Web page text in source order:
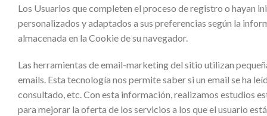
Los Usuarios que completen el proceso de registro o hayan
personalizados y adaptados a sus preferencias según la
almacenada en la Cookie de su navegador.
Las herramientas de email-marketing del sitio utilizan
emails. Esta tecnología nos permite saber si un email se ha
consultado, etc. Con esta información, realizamos estudios
para mejorar la oferta de los servicios a los que el usuario